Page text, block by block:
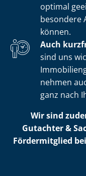
optimal
besondere
können.
Auch
sind uns
nehmen
ganz nach
Wir sind
Gutachter &
Fördermitglied